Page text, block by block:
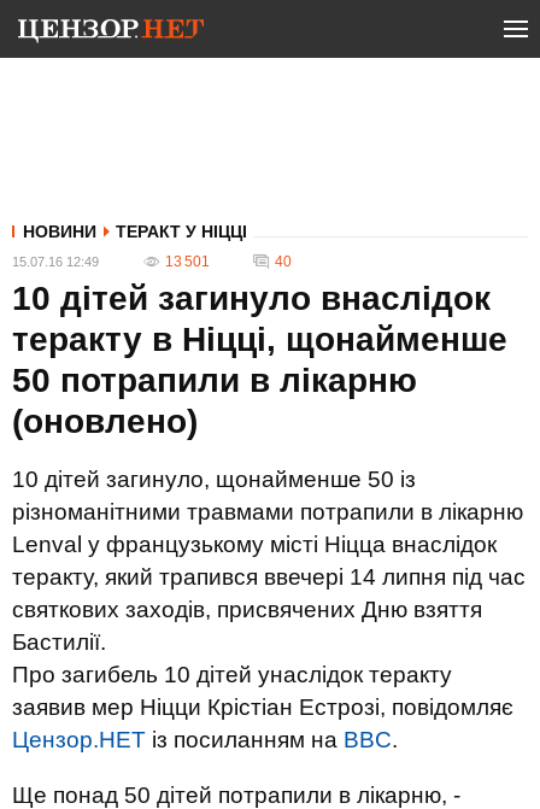
НОВИНИ ТЕРАКТ У НІЦЦІ
15.07.16 12:49 13 501 40
10 дітей загинуло внаслідок
теракту в Ніцці, щонайменше
50 потрапили в лікарню
(оновлено)
10 дітей загинуло, щонайменше 50 із
різноманітними травмами потрапили в лікарню
Lenval у французькому місті Ніцца внаслідок
теракту, який трапився ввечері 14 липня під час
святкових заходів, присвячених Дню взяття
Бастилії.
Про загибель 10 дітей унаслідок теракту
заявив мер Ніцци Крістіан Естрозі, повідомляє
Цензор.НЕТ із посиланням на BBC.
Ще понад 50 дітей потрапили в лікарню, -